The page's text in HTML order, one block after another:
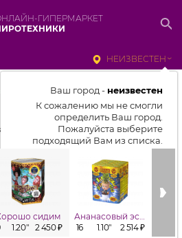
ГИПЕРМАРКЕТ
НЕИЗВЕСТЕН
Ваш город - неизвестен
К сожалению мы не смогли
определить Ваш город.
Пожалуйста выберите
подходящий Вам из списка.
Выбрать город
От выбранного города зависит
цены, наличие и условия
доставки
сидим
1.20" 2 450 ₽
Ананасовый эспрессо
16
1.10" 2 514 ₽